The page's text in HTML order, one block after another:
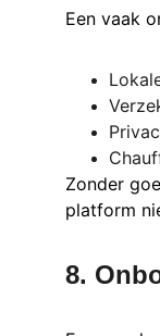
Een vaak
Zonder
platform
8.